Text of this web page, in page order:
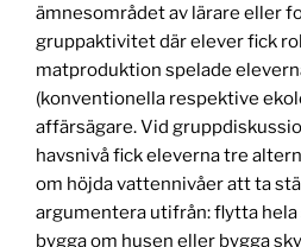
ämnesområdet av lärare eller
gruppaktivitet där elever fick
matproduktion spelade
(konventionella respektive
affärsägare. Vid
havsnivå fick eleverna tre
om höjda vattennivåer att ta
argumentera utifrån: flytta
bygga om husen eller bygga